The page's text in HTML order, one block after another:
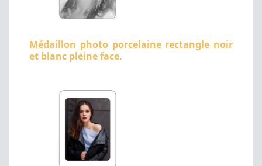
Médaillon photo porcelaine rectangle noir
et blanc pleine face.